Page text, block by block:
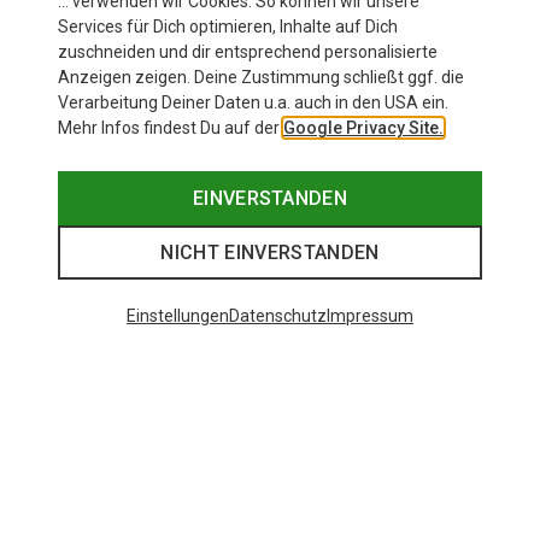
Services für Dich optimieren, Inhalte auf Dich
zuschneiden und dir entsprechend personalisierte
Anzeigen zeigen. Deine Zustimmung schließt ggf. die
Verarbeitung Deiner Daten u.a. auch in den USA ein.
Mehr Infos findest Du auf der Google Privacy Site.
EINVERSTANDEN
NICHT EINVERSTANDEN
EinstellungenDatenschutz Impressum